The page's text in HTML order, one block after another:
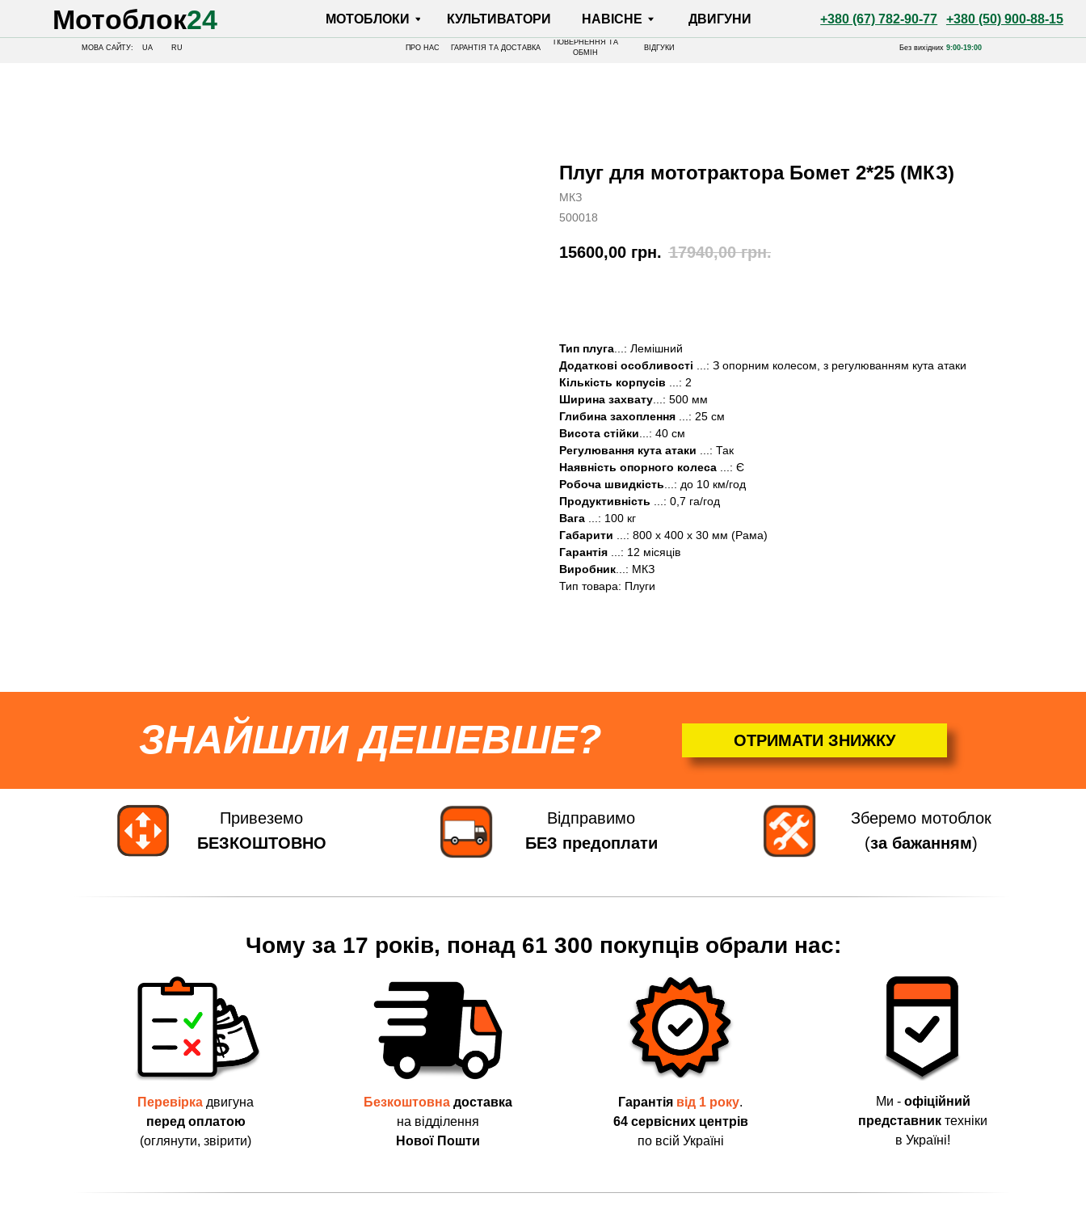
Мотоблок24 +380 (67) 782-90-77 +380 (50) 900-88-15
МОТОБЛОКИ КУЛЬТИВАТОРИ НАВІСНЕ ДВИГУНИ
МОВА САЙТУ:
ПОВЕРНЕННЯ ТА
ОБМІН
ВІДГУКИ
Плуг для мототрактора Бомет 2*25 (МКЗ)
МКЗ
500018
15600,00 грн. 17940,00 грн.
Тип плуга...: Лемішний
Додаткові особливості ...: З опорним колесом, з регулюванням кута атаки
Кількість корпусів ...: 2
Ширина захвату...: 500 мм
Глибина захоплення ...: 25 см
Висота стійки...: 40 см
Регулювання кута атаки ...: Так
Наявність опорного колеса ...: Є
Робоча швидкість...: до 10 км/год
Продуктивність ...: 0,7 га/год
Вага ...: 100 кг
Габарити ...: 800 x 400 x 30 мм (Рама)
Гарантія ...: 12 місяців
Виробник...: МКЗ
Тип товара: Плуги
ЗНАЙШЛИ ДЕШЕВШЕ? ОТРИМАТИ ЗНИЖКУ
Відправимо
БЕЗ предоплати
Привеземо
БЕЗКОШТОВНО
Зберемо мотоблок
(за бажанням)
Чому за 17 років, понад 61 300 покупців обрали нас:
Перевірка двигуна
перед оплатою
(оглянути, звірити)
Гарантія від 1 року.
64 сервісних центрів
по всій Україні
Безкоштовна доставка
на відділення
Нової Пошти
Ми - офіційний
представник техніки
в Україні!